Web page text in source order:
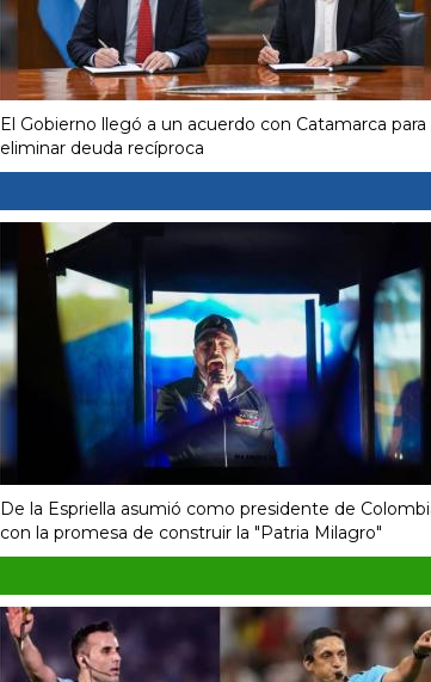
El Gobierno llegó a un acuerdo con Catamarca para
eliminar deuda recíproca
De la Espriella asumió como presidente de
con la promesa de construir la "Patria Milagro"